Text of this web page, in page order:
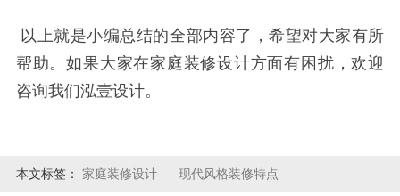
以上就是小编总结的全部内容了，希望对大家有所
帮助。如果大家在家庭装修设计方面有困扰，欢迎
咨询我们泓壹设计。
本文标签： 家庭装修设计 现代风格装修特点